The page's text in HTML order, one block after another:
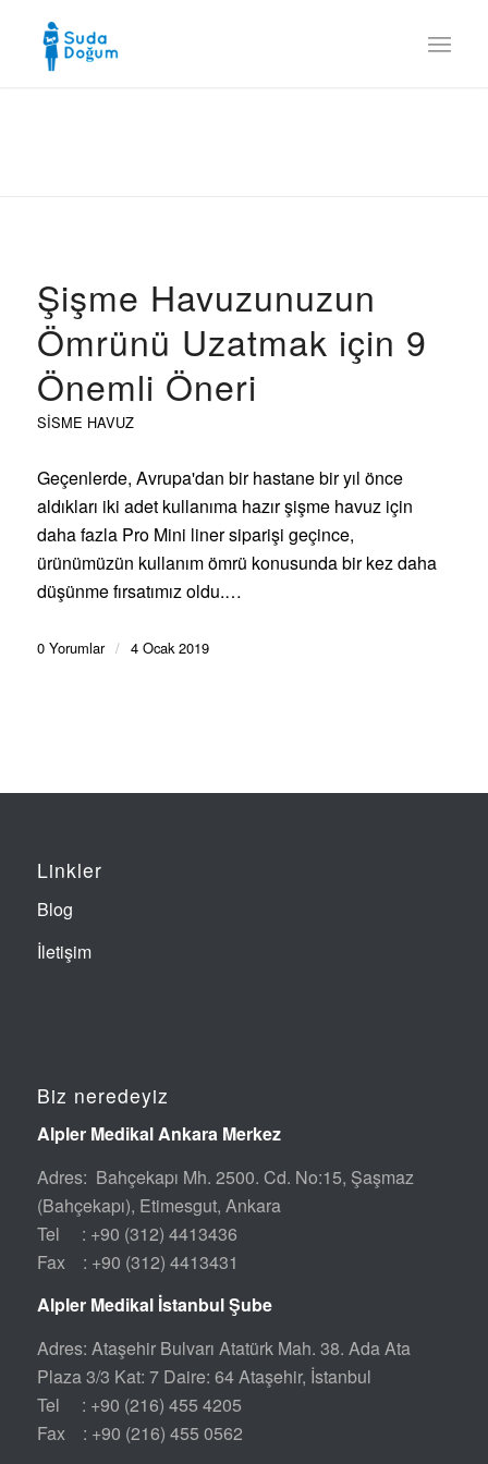
Şişme Havuzunuzun
Ömrünü Uzatmak için 9
Önemli Öneri
SISME HAVUZ
Geçenlerde, Avrupa'dan bir hastane bir yıl önce
aldıkları iki adet kullanıma hazır şişme havuz için
daha fazla Pro Mini liner siparişi geçince,
ürünümüzün kullanım ömrü konusunda bir kez daha
düşünme fırsatımız oldu.…
0 Yorumlar / 4 Ocak 2019
Linkler
Blog
İletişim
Biz neredeyiz
Alpler Medikal Ankara Merkez
Adres: Bahçekapı Mh. 2500. Cd. No:15, Şaşmaz
(Bahçekapı), Etimesgut, Ankara
Tel : +90 (312) 4413436
Fax : +90 (312) 4413431
Alpler Medikal İstanbul Şube
Adres: Ataşehir Bulvarı Atatürk Mah. 38. Ada Ata
Plaza 3/3 Kat: 7 Daire: 64 Ataşehir, İstanbul
Tel : +90 (216) 455 4205
Fax : +90 (216) 455 0562